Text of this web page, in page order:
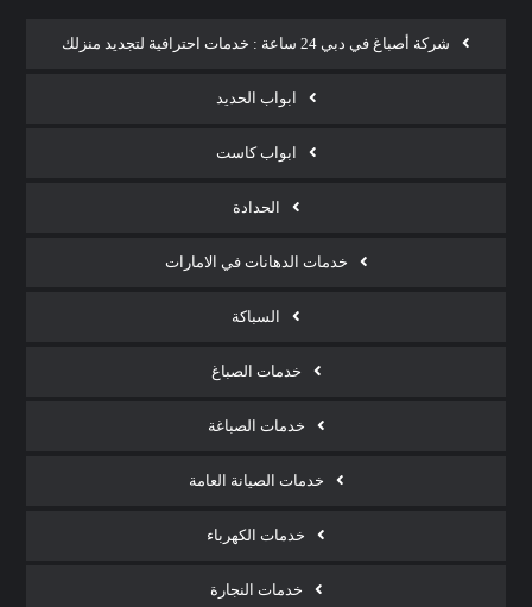
شركة أصباغ في دبي 24 ساعة : خدمات احترافية لتجديد منزلك
ابواب الحديد
ابواب كاست
الحدادة
خدمات الدهانات في الامارات
السباكة
خدمات الصباغ
خدمات الصباغة
خدمات الصيانة العامة
خدمات الكهرباء
خدمات النجارة